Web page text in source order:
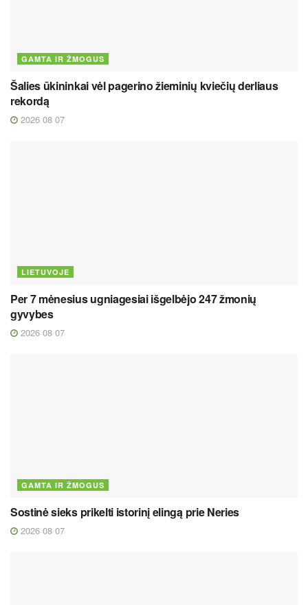
GAMTA IR ŽMOGUS
Šalies ūkininkai vėl pagerino žieminių kviečių derliaus
rekordą
2026 08 07
LIETUVOJE
Per 7 mėnesius ugniagesiai išgelbėjo 247 žmonių
gyvybes
2026 08 07
GAMTA IR ŽMOGUS
Sostinė sieks prikelti istorinį elingą prie Neries
2026 08 07